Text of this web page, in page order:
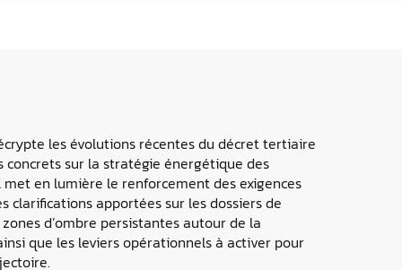
IoT
pour mieux agir
les replay de nos webinaires
les évolutions récentes du décret tertiaire
concrets sur la stratégie énergétique des
met en lumière le renforcement des exigences
clarifications apportées sur les dossiers de
d’ombre persistantes autour de la
que les leviers opérationnels à activer pour